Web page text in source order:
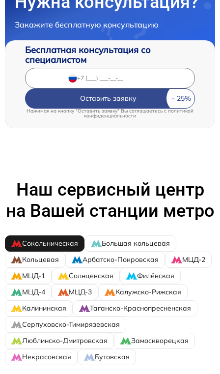
Закажите бесплатную консультацию
Бесплатная консультация со
специалистом
Оставить заявку
Нажимая на кнопку "Оставить заявку" Вы соглашаетесь cполитикой
конфиденциальности
Наш сервисный центр
на Вашей станции метро
Сокольническая
Большая кольцевая
Кольцевая
Арбатско-Покровская
МЦД-2
МЦД-1
Солнцевская
Филёвская
МЦД-4
МЦД-3
Калужско-Рижская
Калининская
Таганско-Краснопресненская
Серпуховско-Тимирязевская
Люблинско-Дмитровская
Замоскворецкая
Некрасовская
Бутовская